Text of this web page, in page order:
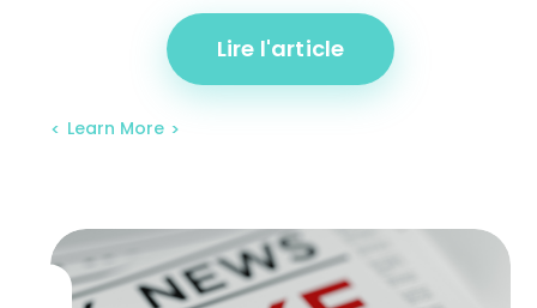
Lire l'article
Learn More